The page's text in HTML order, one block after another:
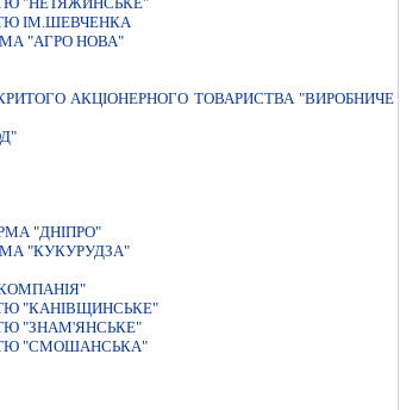
ІМ.ШЕВЧЕНКА
"АГРО НОВА"
АКЦIОНЕРНОГО ТОВАРИСТВА "ВИРОБНИЧЕ
"ДНIПРО"
"КУКУРУДЗА"
"КАНІВЩИНСЬКЕ"
"ЗНАМ'ЯНСЬКЕ"
"СМОШАНСЬКА"